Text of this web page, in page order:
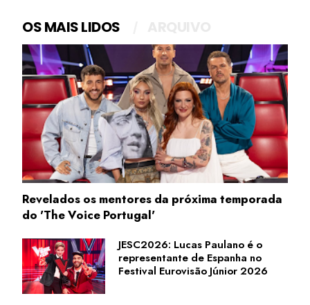
OS MAIS LIDOS
Revelados os mentores da próxima temporada
do 'The Voice Portugal'
JESC2026: Lucas Paulano é o
representante de Espanha no
Festival Eurovisão Júnior 2026